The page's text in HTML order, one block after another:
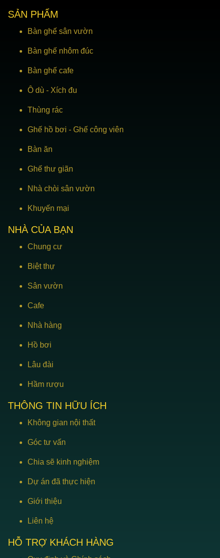
SẢN PHẨM
Bàn ghế sân vườn
Bàn ghế nhôm đúc
Bàn ghế cafe
Ô dù - Xích đu
Thùng rác
Ghế hồ bơi - Ghế công viên
Bàn ăn
Ghế thư giãn
Nhà chòi sân vườn
Khuyến mại
NHÀ CỦA BẠN
Chung cư
Biệt thự
Sân vườn
Cafe
Nhà hàng
Hồ bơi
Lâu đài
Hầm rượu
THÔNG TIN HỮU ÍCH
Không gian nội thất
Góc tư vấn
Chia sẽ kinh nghiệm
Dự án đã thực hiện
Giới thiệu
Liên hệ
HỖ TRỢ KHÁCH HÀNG